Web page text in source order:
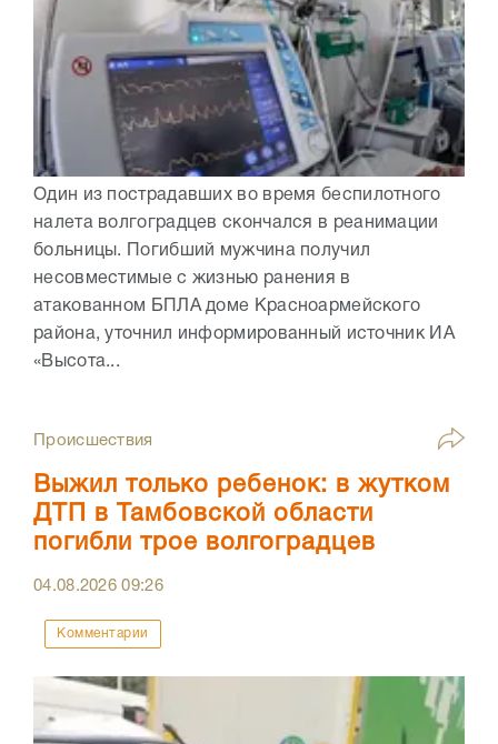
Один из пострадавших во время беспилотного
налета волгоградцев скончался в реанимации
больницы. Погибший мужчина получил
несовместимые с жизнью ранения в
атакованном БПЛА доме Красноармейского
района, уточнил информированный источник ИА
«Высота...
Происшествия
Выжил только ребенок: в жутком
ДТП в Тамбовской области
погибли трое волгоградцев
04.08.202609:26
Комментарии